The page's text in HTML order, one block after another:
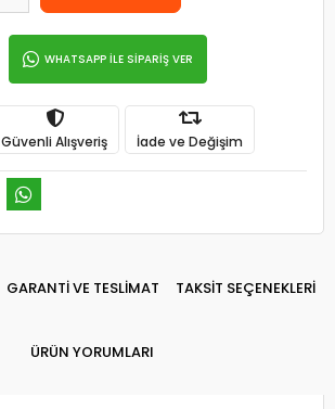
WHATSAPP İLE SİPARİŞ VER
Güvenli Alışveriş İade ve Değişim
GARANTİ VE TESLİMAT TAKSİT SEÇENEKLERİ
ÜRÜN YORUMLARI